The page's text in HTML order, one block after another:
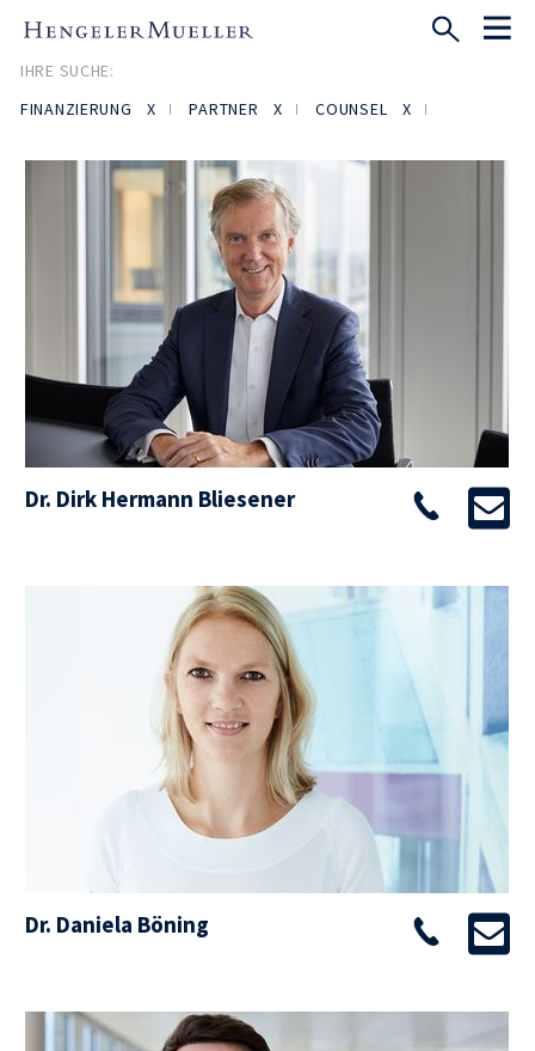
IHRE SUCHE:
FINANZIERUNG
PARTNER COUNSEL
Dr. Dirk Hermann Bliesener
Dr. Daniela Böning